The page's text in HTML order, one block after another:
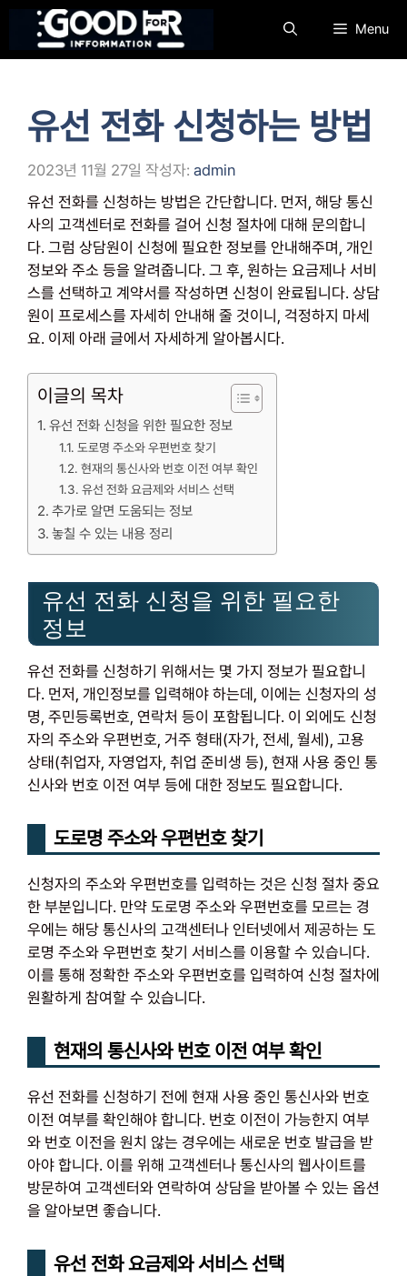
츠
Menu
유선 전화 신청하는 방법
2023년 11월 27일 작성자: admin
유선 전화를 신청하는 방법은 간단합니다. 먼저, 해당 통신
사의 고객센터로 전화를 걸어 신청 절차에 대해 문의합니
다. 그럼 상담원이 신청에 필요한 정보를 안내해주며, 개인
정보와 주소 등을 알려줍니다. 그 후, 원하는 요금제나 서비
스를 선택하고 계약서를 작성하면 신청이 완료됩니다. 상담
원이 프로세스를 자세히 안내해 줄 것이니, 걱정하지 마세
요. 이제 아래 글에서 자세하게 알아봅시다.
이글의 목차
유선 전화 신청을 위한 필요한 정보
도로명 주소와 우편번호 찾기
현재의 통신사와 번호 이전 여부 확인
유선 전화 요금제와 서비스 선택
추가로 알면 도움되는 정보
놓칠 수 있는 내용 정리
유선 전화 신청을 위한 필요한
정보
유선 전화를 신청하기 위해서는 몇 가지 정보가 필요합니
다. 먼저, 개인정보를 입력해야 하는데, 이에는 신청자의 성
명, 주민등록번호, 연락처 등이 포함됩니다. 이 외에도 신청
자의 주소와 우편번호, 거주 형태(자가, 전세, 월세), 고용
상태(취업자, 자영업자, 취업 준비생 등), 현재 사용 중인 통
신사와 번호 이전 여부 등에 대한 정보도 필요합니다.
도로명 주소와 우편번호 찾기
신청자의 주소와 우편번호를 입력하는 것은 신청 절차 중요
한 부분입니다. 만약 도로명 주소와 우편번호를 모르는 경
우에는 해당 통신사의 고객센터나 인터넷에서 제공하는 도
로명 주소와 우편번호 찾기 서비스를 이용할 수 있습니다.
이를 통해 정확한 주소와 우편번호를 입력하여 신청 절차에
원활하게 참여할 수 있습니다.
현재의 통신사와 번호 이전 여부 확인
유선 전화를 신청하기 전에 현재 사용 중인 통신사와 번호
이전 여부를 확인해야 합니다. 번호 이전이 가능한지 여부
와 번호 이전을 원치 않는 경우에는 새로운 번호 발급을 받
아야 합니다. 이를 위해 고객센터나 통신사의 웹사이트를
방문하여 고객센터와 연락하여 상담을 받아볼 수 있는 옵션
을 알아보면 좋습니다.
유선 전화 요금제와 서비스 선택